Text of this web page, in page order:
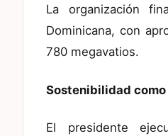
La organización
Dominicana, con
780 megavatios.
Sostenibilidad
El presidente